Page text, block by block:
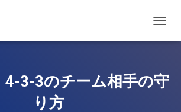
ビ
シ
ョ
4-3-3のチーム相手の守
り方